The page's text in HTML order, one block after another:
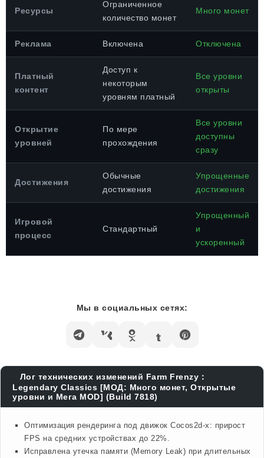
Ресурсы
Ограниченное
количество монет
Много монет
Реклама Включена Отключена
Платный
контент
Доступ к
некоторым
уровням платный
Все уровни
открыты
Открытие
уровней
По мере
прохождения
Все уровни
доступны
сразу
Достижения
Обычные
достижения
Упрощенные
достижения
Игровой
процесс
Стандартный
Упрощенный
и
ускоренный
Мы в социальных сетях:
Лог технических изменений Farm Frenzy：
Legendary Classics [МОД: Много монет, Открытые
уровни и Мега MOD] (Build 7818)
Оптимизация рендеринга под движок Cocos2d-x: прирост
FPS на средних устройствах до 22%.
Исправлена утечка памяти (Memory Leak) при длительных